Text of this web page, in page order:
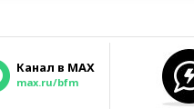
Канал в MAX
max.ru/bfm